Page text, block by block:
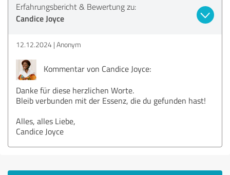
Erfahrungsbericht & Bewertung zu:
Candice Joyce
12.12.2024 Anonym
Kommentar von Candice Joyce:
Danke für diese herzlichen Worte.
Bleib verbunden mit der Essenz, die du gefunden hast!
Alles, alles Liebe,
Candice Joyce